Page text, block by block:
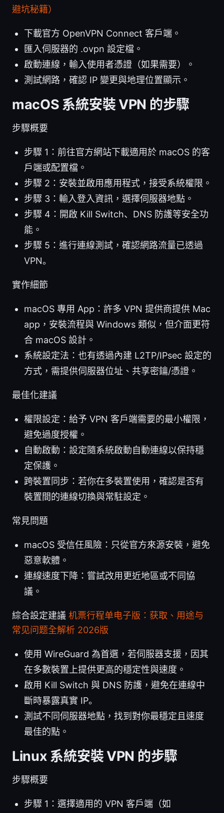
避坑秘籍）
下載官方 OpenVPN Connect 客戶端。
匯入伺服器的 .ovpn 設定檔。
啟動連線，輸入使用者憑證（如果需要）。
測試網路，確認 IP 變更與地理位置顯示。
macOS 系統安裝 VPN 的步驟
步驟概要
步驟 1：前往官方網站下載適用於 macOS 的客
戶端或配置檔。
步驟 2：安裝並啟用應用程式，接受系統權限。
步驟 3：輸入登入資訊，選擇伺服器地點。
步驟 4：開啟 Kill Switch、DNS 防護等安全功
能。
步驟 5：進行連線測試，確認網路流量已透過
VPN。
實作細節
macOS 專用 App：許多 VPN 提供商提供 Mac
app，安裝流程與 Windows 類似，但介面更符
合 macOS 設計。
系統設定法：也有透過內建 L2TP/IPsec 設定的
方式，需提供伺服器位址、共享密鑰/憑證。
最佳化建議
權限設定：給予 VPN 客戶端需要的最小權限，
避免過度授權。
自動啟動：設定隨系統啟動自動連線以保持穩
定保護。
跨裝置同步：若你在多裝置使用，確認是否有
裝置間的連線切換與常駐設定。
常見問題
macOS 受信任風險：只從官方來源安裝，避免
惡意軟體。
連線速度下降：嘗試改用更近地區或不同協
議。
綜合設定建議 机票行程单电子版：获取、用途与
常见问题全解析 2026版
使用 WireGuard 為首選，若伺服器支援，因其
在多數裝置上提供更高的穩定性與速度。
啟用 Kill Switch 與 DNS 防護，避免在連線中
斷時暴露真實 IP。
測試不同伺服器地點，找到對你最穩定且速度
最佳的點。
Linux 系統安裝 VPN 的步驟
步驟概要
步驟 1：選擇適用的 VPN 客戶端（如